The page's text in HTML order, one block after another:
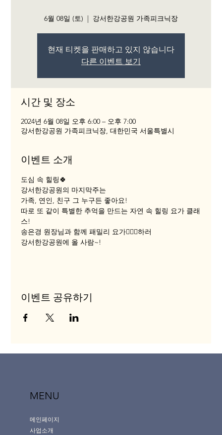
6월 08일 (토) 강서한강공원 가족피크닉장
현재 티켓을 판매하고 있지 않습니다
다른 이벤트 보기
시간 및 장소
2024년 6월 08일 오후 6:00 – 오후 7:00
강서한강공원 가족피크닉장, 대한민국 서울특별시
이벤트 소개
도심 속 힐링🍀
강서한강공원의 마지막주는
가족, 연인, 친구 그 누구든 좋아요!
따로 또 같이 특별한 추억을 만드는 자연 속 힐링 요가 클래
스!
송은경 원장님과 함께 패밀리 요가🧘🏻‍♀️하러
강서한강공원에 올 사람~!
이벤트 공유하기
MENU
메인페이지
사업소개